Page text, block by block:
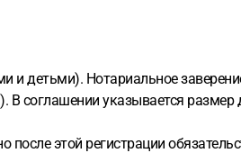
и детьми). Нотариальное
В соглашении указывается размер
этой регистрации